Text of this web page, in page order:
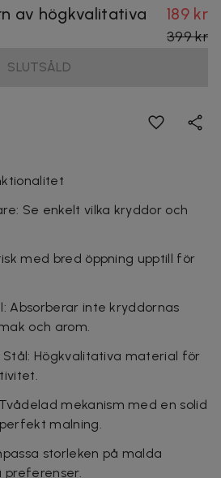
av högkvalitativa
189 kr
399 kr
SLUTSÅLD
Se enkelt vilka kryddor och
med bred öppning upptill för
Absorberar inte kryddornas
och arom.
Stål: Högkvalitativa material för
mekanism med en solid
malning.
storleken på malda